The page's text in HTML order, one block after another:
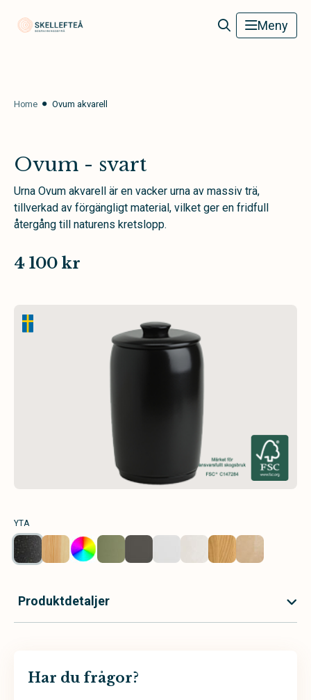
Meny
Home Ovum akvarell
Ovum - svart
Urna Ovum akvarell är en vacker urna av massiv trä,
tillverkad av förgängligt material, vilket ger en fridfull
återgång till naturens kretslopp.
4 100 kr
YTA
Produktdetaljer
Har du frågor?